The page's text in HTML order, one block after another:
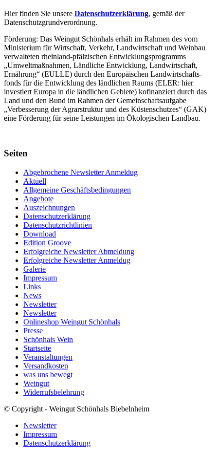
Hier finden Sie unsere Datenschutzerklärung, gemäß der
Datenschutzgrundverordnung.
Förderung: Das Weingut Schönhals erhält im Rahmen des vom
Minis­terium für Wirtschaft, Verkehr, Land­wirt­schaft und Weinbau
verwal­teten rhein­land-pfälzischen Entwick­lungs­programms
„Umwelt­maßnahmen, Länd­liche Entwick­lung, Landwirt­schaft,
Ernährung“ (EULLE) durch den Euro­päischen Land­wirtschafts­
fonds für die Entwick­lung des länd­lichen Raums (ELER: hier
investiert Europa in die ländlichen Gebiete) kofinanziert durch das
Land und den Bund im Rahmen der Gemein­schafts­aufgabe
„Verbes­serung der Agrar­struktur und des Küsten­schutzes“ (GAK)
eine Förderung für seine Leis­tungen im Ökolo­gischen Landbau.
Seiten
Abgebrochene Newsletter Anmeldug
Aktuell
Allgemeine Geschäftsbedingungen
Angebote
Auszeichnungen
Datenschutzerklärung
Datenschutzrichtlinien
Download
Edition Groove
Erfolgreiche Newsletter Abmeldung
Erfolgreiche Newsletter Anmeldug
Galerie
Impressum
Links
News
Newsletter
Newsletter
Onlineshop Weingut Schönhals
Presse
Schönhals Wein
Startseite
Veranstaltungen
Versandkosten
was uns bewegt
Weingut
Widerrufsbelehrung
© Copyright - Weingut Schönhals Biebelnheim
Newsletter
Impressum
Datenschutzerklärung